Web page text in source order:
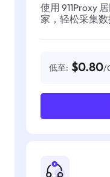
使用 911Proxy
家，轻松采集数
低至: $0.80/